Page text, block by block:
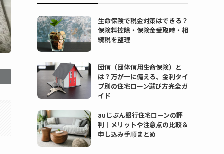
生命保険で税金対策はできる？
保険料控除・保険金受取時・相
続税を整理
団信（団体信用生命保険）と
は？万が一に備える、金利タイ
プ別の住宅ローン選び方完全ガ
イド
auじぶん銀行住宅ローンの評
判｜メリットや注意点の比較＆
申し込み手順まとめ